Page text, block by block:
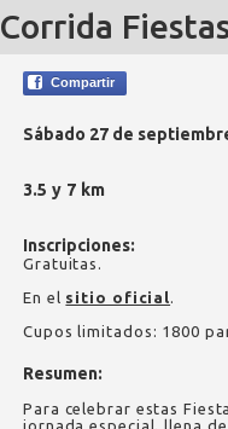
Corrida
Compartir
Sábado 27 de
3.5 y 7 km
Inscripciones:
Gratuitas.
En el sitio oficial.
Cupos limitados: 1800
Resumen:
Para celebrar estas
jornada especial, llena